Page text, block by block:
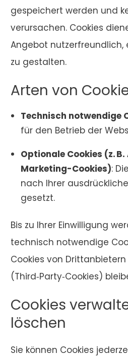
gespeichert werden und
verursachen. Cookies
Angebot
zu gestalten.
Arten von
Technisch notwendige
für den Betrieb der
Optionale Cookies (z.
Marketing-Cookies):
nach Ihrer
gesetzt.
Bis zu Ihrer Einwilligung
technisch notwendige
Cookies von Drittanbietern
(Third‑Party‑Cookies)
Cookies
löschen
Sie können Cookies